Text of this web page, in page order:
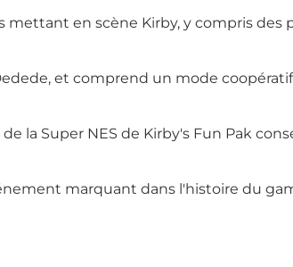
en scène Kirby, y compris des
et comprend un mode
la Super NES de Kirby's Fun Pak
marquant dans l'histoire du